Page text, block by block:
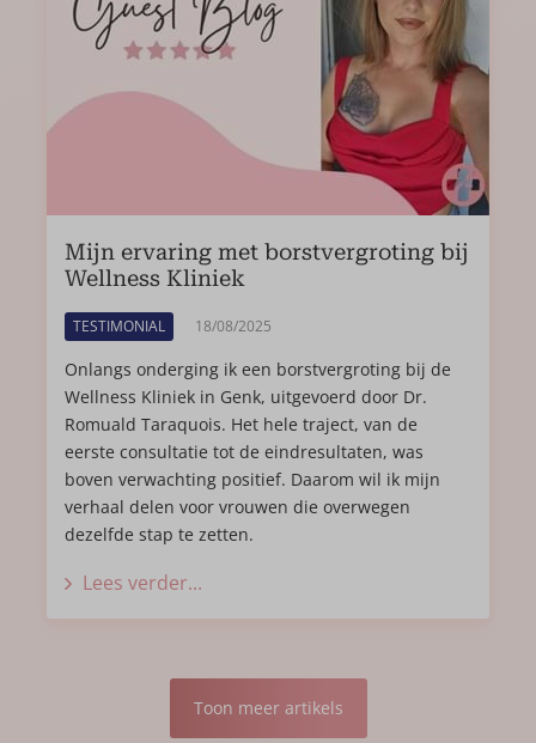
Mijn ervaring met borstvergroting bij
Wellness Kliniek
TESTIMONIAL 18/08/2025
Onlangs onderging ik een borstvergroting bij de
Wellness Kliniek in Genk, uitgevoerd door Dr.
Romuald Taraquois. Het hele traject, van de
eerste consultatie tot de eindresultaten, was
boven verwachting positief. Daarom wil ik mijn
verhaal delen voor vrouwen die overwegen
dezelfde stap te zetten.
Lees verder...
Toon meer artikels